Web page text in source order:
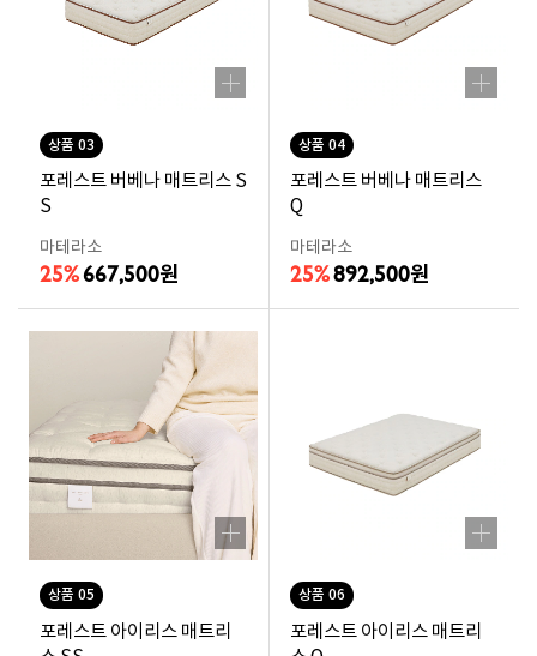
상품 03
포레스트 버베나 매트리스 S
S
마테라소
25%667,500원
상품 04
포레스트 버베나 매트리스
Q
마테라소
25%892,500원
상품 05
포레스트 아이리스 매트리
상품 06
포레스트 아이리스 매트리